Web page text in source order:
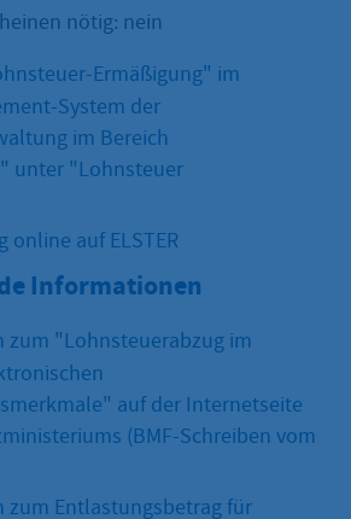
nötig: nein
Ermäßigung" im
System der
im Bereich
unter "Lohnsteuer
auf ELSTER
Informationen
zum "Lohnsteuerabzug im
auf der Internetseite
(BMF-Schreiben vom
zum Entlastungsbetrag für